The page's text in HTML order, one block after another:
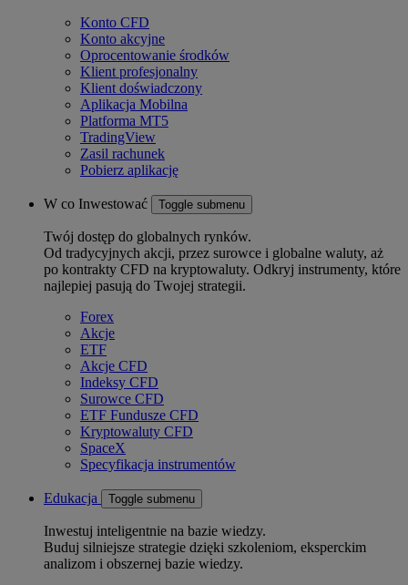
Konto CFD
Konto akcyjne
Oprocentowanie środków
Klient profesjonalny
Klient doświadczony
Aplikacja Mobilna
Platforma MT5
TradingView
Zasil rachunek
Pobierz aplikację
W co Inwestować Toggle submenu
Twój dostęp do globalnych rynków.
Od tradycyjnych akcji, przez surowce i globalne waluty, aż
po kontrakty CFD na kryptowaluty. Odkryj instrumenty, które
najlepiej pasują do Twojej strategii.
Forex
Akcje
ETF
Akcje CFD
Indeksy CFD
Surowce CFD
ETF Fundusze CFD
Kryptowaluty CFD
SpaceX
Specyfikacja instrumentów
Edukacja Toggle submenu
Inwestuj inteligentnie na bazie wiedzy.
Buduj silniejsze strategie dzięki szkoleniom, eksperckim
analizom i obszernej bazie wiedzy.